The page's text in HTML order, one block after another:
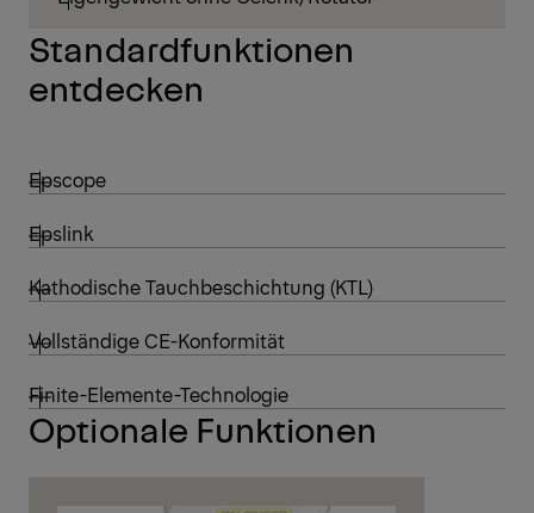
Standardfunktionen
entdecken
Epscope
Epslink
Kathodische Tauchbeschichtung (KTL)
Vollständige CE-Konformität
Finite-Elemente-Technologie
Optionale Funktionen